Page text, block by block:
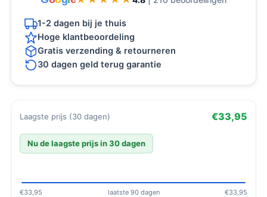
1-2 dagen bij je thuis
Hoge klantbeoordeling
Gratis verzending & retourneren
30 dagen geld terug garantie
Laagste prijs (30 dagen) €33,95
Nu de laagste prijs in 30 dagen
€33,95 laatste 90 dagen €33,95